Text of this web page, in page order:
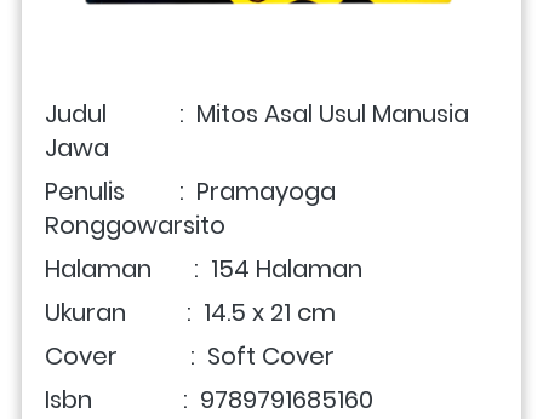
Judul            :  Mitos Asal Usul Manusia
Jawa
Penulis         :  Pramayoga
Ronggowarsito
Halaman       :  154 Halaman
Ukuran          :  14.5 x 21 cm
Cover            :  Soft Cover
Isbn               :  9789791685160